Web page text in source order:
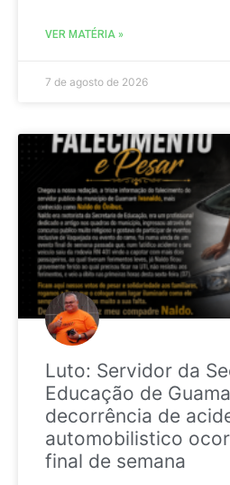
VER MATÉRIA »
7 de agosto de 2026
Luto: Servidor da
Educação de
decorrência de
automobilistico
final de semana